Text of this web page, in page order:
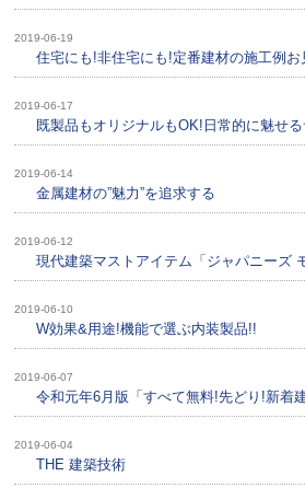
2019-06-19
住宅にも!非住宅にも!定番建材の施工例お
2019-06-17
既製品もオリジナルもOK!日常的に魅せ
2019-06-14
金属建材の”魅力”を追求する
2019-06-12
現代建築マストアイテム「ジャパニーズ
2019-06-10
W効果&用途!機能で選ぶ内装製品!!
2019-06-07
令和元年6月版「すべて無料!先どり!新着
2019-06-04
THE 建築技術